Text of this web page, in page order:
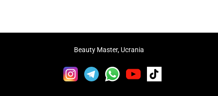
Beauty Master, Ucrania